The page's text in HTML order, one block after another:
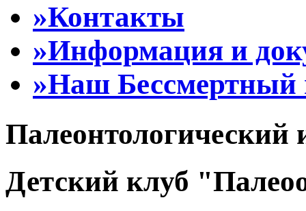
»Контакты
»Информация и
»Наш Бессмертный
Палеонтологический
Детский клуб